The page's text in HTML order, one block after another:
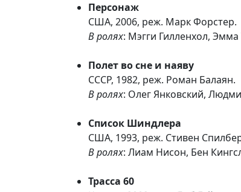
Персонаж
США, 2006, реж. Марк Форстер.
В ролях: Мэгги Гилленхол,
Полет во сне и наяву
СССР, 1982, реж. Роман Балаян.
В ролях: Олег Янковский,
Список Шиндлера
США, 1993, реж. Стивен
В ролях: Лиам Нисон, Бен
Трасса 60